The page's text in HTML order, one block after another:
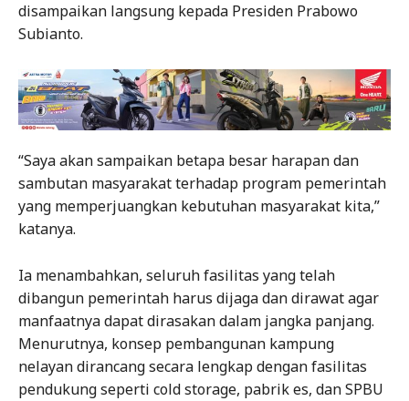
disampaikan langsung kepada Presiden Prabowo
Subianto.
“Saya akan sampaikan betapa besar harapan dan
sambutan masyarakat terhadap program pemerintah
yang memperjuangkan kebutuhan masyarakat kita,”
katanya.
Ia menambahkan, seluruh fasilitas yang telah
dibangun pemerintah harus dijaga dan dirawat agar
manfaatnya dapat dirasakan dalam jangka panjang.
Menurutnya, konsep pembangunan kampung
nelayan dirancang secara lengkap dengan fasilitas
pendukung seperti cold storage, pabrik es, dan SPBU